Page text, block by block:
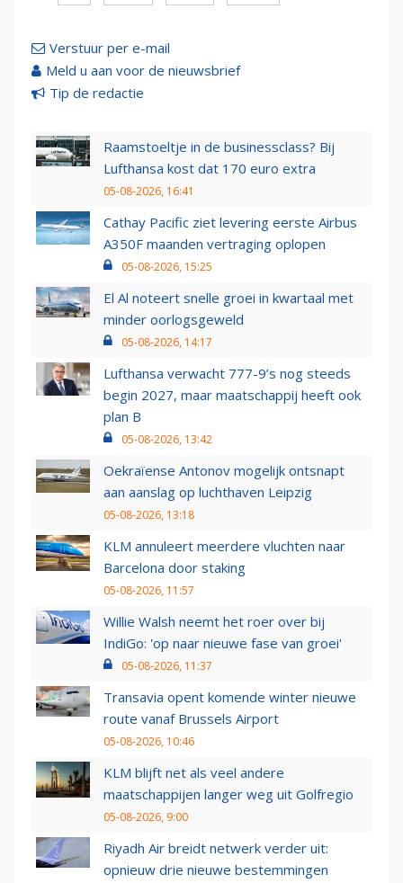
Verstuur per e-mail
Meld u aan voor de nieuwsbrief
Tip de redactie
Raamstoeltje in de businessclass? Bij
Lufthansa kost dat 170 euro extra
05-08-2026, 16:41
Cathay Pacific ziet levering eerste Airbus
A350F maanden vertraging oplopen
05-08-2026, 15:25
El Al noteert snelle groei in kwartaal met
minder oorlogsgeweld
05-08-2026, 14:17
Lufthansa verwacht 777-9’s nog steeds
begin 2027, maar maatschappij heeft ook
plan B
05-08-2026, 13:42
Oekraïense Antonov mogelijk ontsnapt
aan aanslag op luchthaven Leipzig
05-08-2026, 13:18
KLM annuleert meerdere vluchten naar
Barcelona door staking
05-08-2026, 11:57
Willie Walsh neemt het roer over bij
IndiGo: 'op naar nieuwe fase van groei'
05-08-2026, 11:37
Transavia opent komende winter nieuwe
route vanaf Brussels Airport
05-08-2026, 10:46
KLM blijft net als veel andere
maatschappijen langer weg uit Golfregio
05-08-2026, 9:00
Riyadh Air breidt netwerk verder uit:
opnieuw drie nieuwe bestemmingen